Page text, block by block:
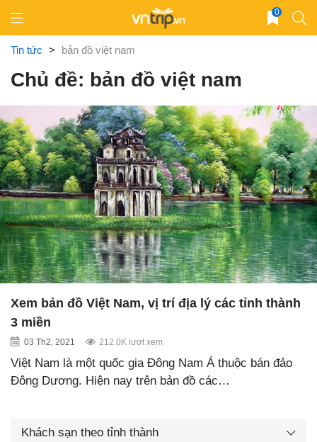
content
0
Tin tức > bản đồ việt nam
Chủ đề: bản đồ việt nam
Xem bản đồ Việt Nam, vị trí địa lý các tỉnh thành
3 miền
03 Th2, 2021 212.0K lượt xem
Việt Nam là một quốc gia Đông Nam Á thuộc bán đảo
Đông Dương. Hiện nay trên bản đồ các…
Khách sạn theo tỉnh thành